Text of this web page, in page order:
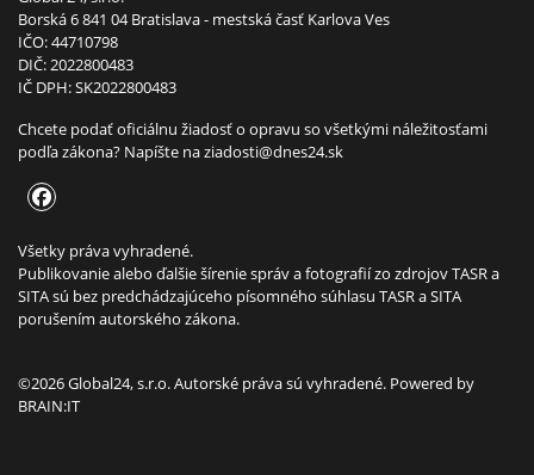
Borská 6 841 04 Bratislava - mestská časť Karlova Ves
IČO: 44710798
DIČ: 2022800483
IČ DPH: SK2022800483
Chcete podať oficiálnu žiadosť o opravu so všetkými náležitosťami
podľa zákona? Napíšte naziadosti@dnes24.sk
Všetky práva vyhradené.
Publikovanie alebo ďalšie šírenie správ a fotografií zo zdrojov TASR a
SITA sú bez predchádzajúceho písomného súhlasu TASR a SITA
porušením autorského zákona.
©2026 Global24, s.r.o. Autorské práva sú vyhradené. Powered by
BRAIN:IT